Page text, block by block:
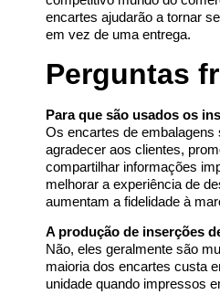
encartes ajudarão a tornar
em vez de uma entrega.
Perguntas
Para que são usados os
Os encartes de embalagens
agradecer aos clientes,
compartilhar informações
melhorar a experiência de
aumentam a fidelidade à
A produção de inserções
Não, eles geralmente são
maioria dos encartes custa
unidade quando impressos